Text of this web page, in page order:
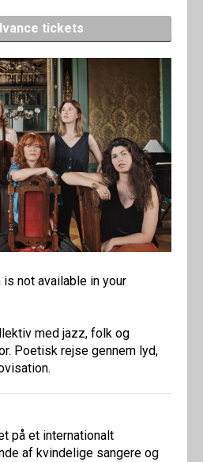
tickets
not available in your
med jazz, folk og
Poetisk rejse gennem lyd,
på et internationalt
af kvindelige sangere og